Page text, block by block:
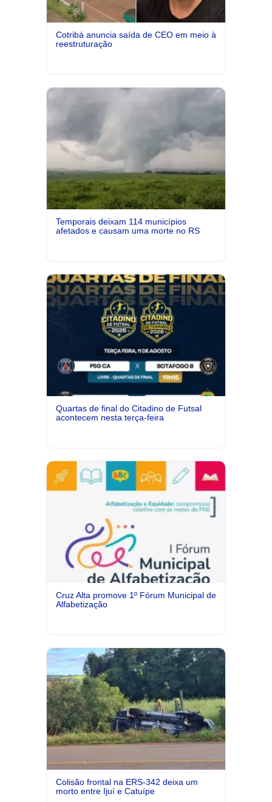
Cotribá anuncia saída de CEO em meio à
reestruturação
Temporais deixam 114 municípios
afetados e causam uma morte no RS
Quartas de final do Citadino de Futsal
acontecem nesta terça-feira
Cruz Alta promove 1º Fórum Municipal de
Alfabetização
Colisão frontal na ERS-342 deixa um
morto entre Ijuí e Catuípe